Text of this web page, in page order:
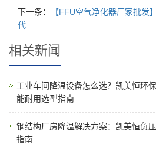
下一条：
【FFU空气净化器厂家批
代
相关新闻
工业车间降温设备怎么选？凯美恒环
能耐用选型指南
钢结构厂房降温解决方案：凯美恒负
指南